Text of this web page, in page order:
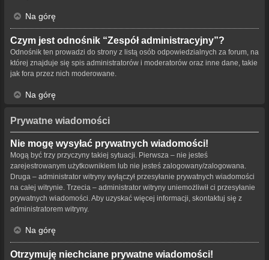
Na górę
Czym jest odnośnik “Zespół administracyjny”?
Odnośnik ten prowadzi do strony z listą osób odpowiedzialnych za forum, na
której znajduje się spis administratorów i moderatorów oraz inne dane, takie
jak fora przez nich moderowane.
Na górę
Prywatne wiadomości
Nie mogę wysyłać prywatnych wiadomości!
Mogą być trzy przyczyny takiej sytuacji. Pierwsza – nie jesteś
zarejestrowanym użytkownikiem lub nie jesteś zalogowany/zalogowana.
Druga – administrator witryny wyłączył przesyłanie prywatnych wiadomości
na całej witrynie. Trzecia – administrator witryny uniemożliwił ci przesyłanie
prywatnych wiadomości. Aby uzyskać więcej informacji, skontaktuj się z
administratorem witryny.
Na górę
Otrzymuję niechciane prywatne wiadomości!